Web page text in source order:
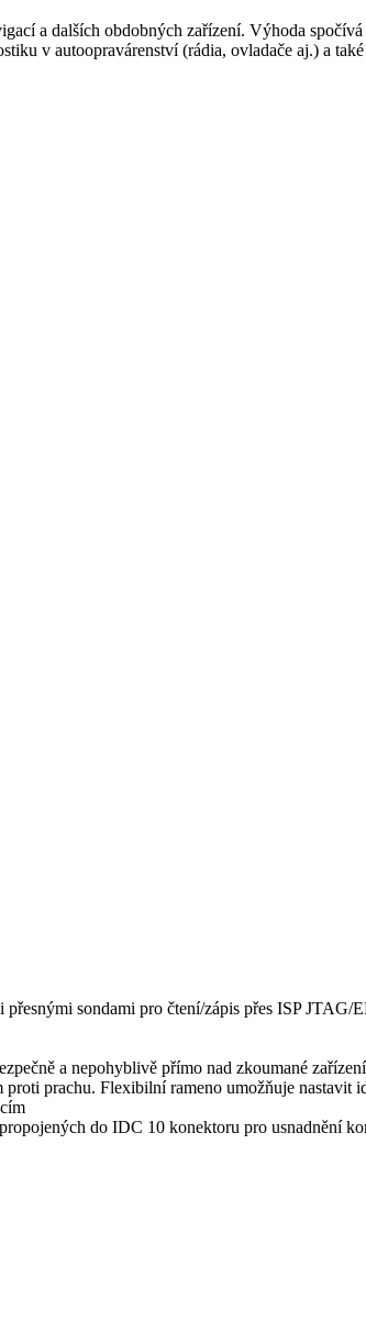
a dalších obdobných zařízení. Výhoda
v autoopravárenství (rádia, ovladače aj.) a
sondami pro čtení/zápis přes ISP
a nepohyblivě přímo nad zkoumané zařízení
prachu. Flexibilní rameno umožňuje nastavit
do IDC 10 konektoru pro usnadnění